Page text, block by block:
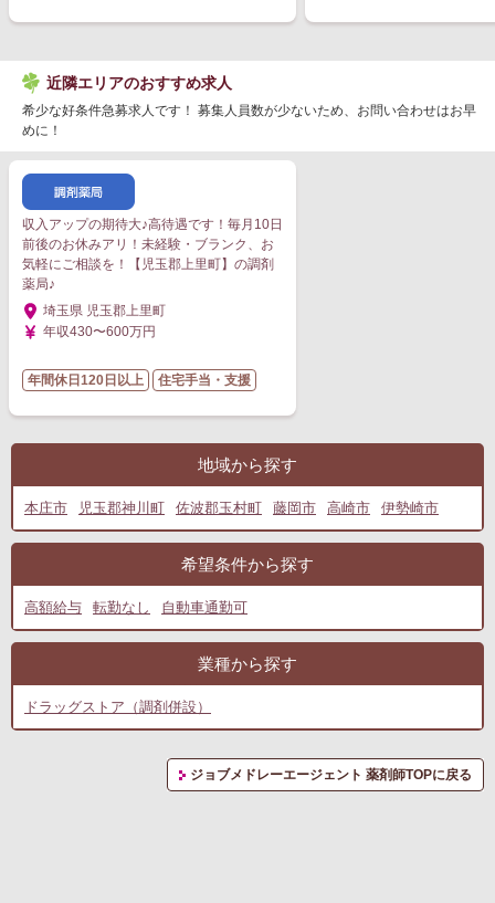
近隣エリアのおすすめ求人
希少な好条件急募求人です！ 募集人員数が少ないため、お問い合わせはお早
めに！
収入アップの期待大♪高待遇です！毎月10日
前後のお休みアリ！未経験・ブランク、お
気軽にご相談を！【児玉郡上里町】の調剤
薬局♪
埼玉県 児玉郡上里町
年収430〜600万円
年間休日120日以上 住宅手当・支援
地域から探す
本庄市 児玉郡神川町 佐波郡玉村町 藤岡市 高崎市 伊勢崎市
希望条件から探す
高額給与 転勤なし 自動車通勤可
業種から探す
ドラッグストア（調剤併設）
ジョブメドレーエージェント 薬剤師TOPに戻る